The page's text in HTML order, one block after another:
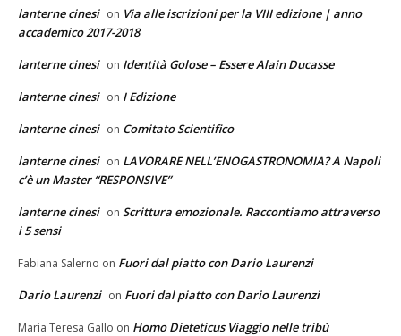
lanterne cinesi on Via alle iscrizioni per la VIII edizione | anno
accademico 2017-2018
lanterne cinesi on Identità Golose – Essere Alain Ducasse
lanterne cinesi on I Edizione
lanterne cinesi on Comitato Scientifico
lanterne cinesi on LAVORARE NELL’ENOGASTRONOMIA? A Napoli
c’è un Master “RESPONSIVE”
lanterne cinesi on Scrittura emozionale. Raccontiamo attraverso
i 5 sensi
Fabiana Salerno on Fuori dal piatto con Dario Laurenzi
Dario Laurenzi on Fuori dal piatto con Dario Laurenzi
Maria Teresa Gallo on Homo Dieteticus Viaggio nelle tribù